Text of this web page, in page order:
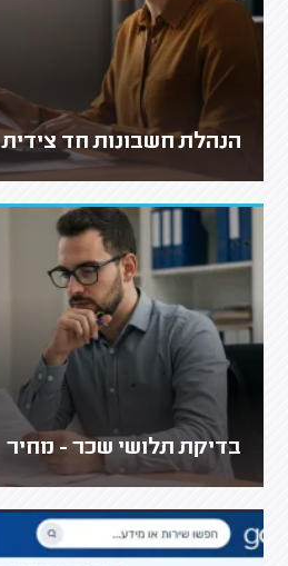
הנהלת חשבונות חד צידית
בדיקת תלושי שכר - מחיר